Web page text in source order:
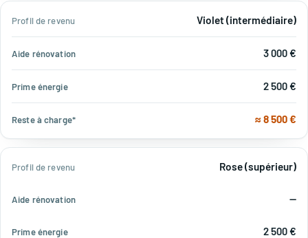
Violet (intermédiaire)
3 000 €
2 500 €
≈ 8 500 €
Rose (supérieur)
—
2 500 €